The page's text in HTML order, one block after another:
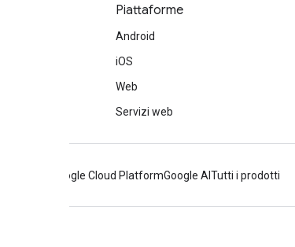
Piattaforme
Android
iOS
Web
Servizi web
Google Cloud PlatformGoogle AI Tutti i prodotti